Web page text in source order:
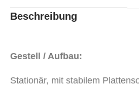
Beschreibung
Gestell / Aufbau:
Stationär, mit stabilem